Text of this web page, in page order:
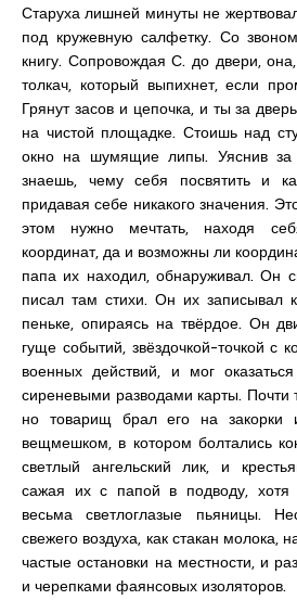
Старуха лишней минуты не
под кружевную салфетку. Со
книгу. Сопровождая С. до двери,
толкач, который выпихнет, если
Грянут засов и цепочка, и ты за
на чистой площадке. Стоишь над
окно на шумящие липы. Уяснив за
знаешь, чему себя посвятить и
придавая себе никакого значения.
этом нужно мечтать, находя
координат, да и возможны ли
папа их находил, обнаруживал. Он
писал там стихи. Он их записывал
пеньке, опираясь на твёрдое. Он
гуще событий, звёздочкой-точкой с
военных действий, и мог
сиреневыми разводами карты. Почти
но товарищ брал его на
вещмешком, в котором болтались
светлый ангельский лик, и
сажая их с папой в подводу,
весьма светлоглазые пьяницы.
свежего воздуха, как стакан молока,
частые остановки на местности, и
и черепками фаянсовых изоляторов.